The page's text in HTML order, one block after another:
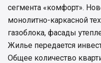
сегмента «комфорт».
монолитно-каркасной
газоблока, фасады
Жилье передается
Общее количество